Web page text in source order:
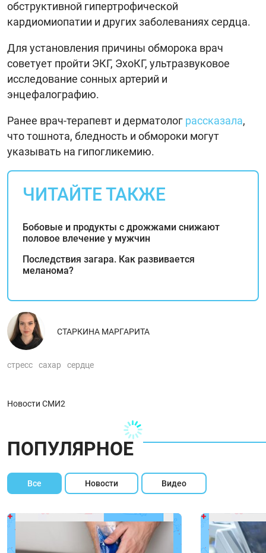
обструктивной гипертрофической
кардиомиопатии и других заболеваниях сердца.
Для установления причины обморока врач
советует пройти ЭКГ, ЭхоКГ, ультразвуковое
исследование сонных артерий и
энцефалографию.
Ранее врач-терапевт и дерматолог рассказала,
что тошнота, бледность и обмороки могут
указывать на гипогликемию.
ЧИТАЙТЕ ТАКЖЕ
Бобовые и продукты с дрожжами снижают
половое влечение у мужчин
Последствия загара. Как развивается
меланома?
СТАРКИНА МАРГАРИТА
стресс сахар сердце
Новости СМИ2
ПОПУЛЯРНОЕ
Все Новости Видео